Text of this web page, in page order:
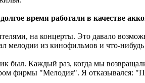
время работали в качестве
на концерты. Это давало
мелодии из кинофильмов и что-нибудь
был. Каждый раз, когда мы
фирмы "Мелодия". Я отказывался: